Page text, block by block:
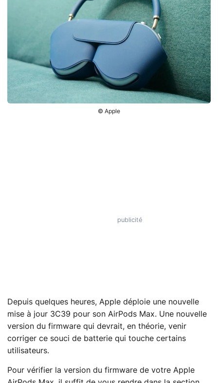
© Apple
Depuis quelques heures, Apple déploie une nouvelle
mise à jour 3C39 pour son AirPods Max. Une nouvelle
version du firmware qui devrait, en théorie, venir
corriger ce souci de batterie qui touche certains
utilisateurs.
Pour vérifier la version du firmware de votre Apple